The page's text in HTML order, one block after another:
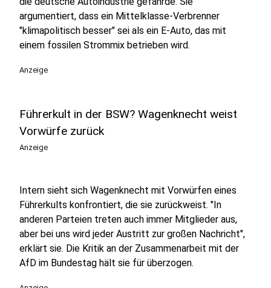
argumentiert, dass ein Mittelklasse-Verbrenner
"klimapolitisch besser" sei als ein E-Auto, das mit
einem fossilen Strommix betrieben wird.
Anzeige
Führerkult in der BSW? Wagenknecht weist
Vorwürfe zurück
Anzeige
Intern sieht sich Wagenknecht mit Vorwürfen eines
Führerkults konfrontiert, die sie zurückweist. "In
anderen Parteien treten auch immer Mitglieder aus,
aber bei uns wird jeder Austritt zur großen Nachricht",
erklärt sie. Die Kritik an der Zusammenarbeit mit der
AfD im Bundestag hält sie für überzogen.